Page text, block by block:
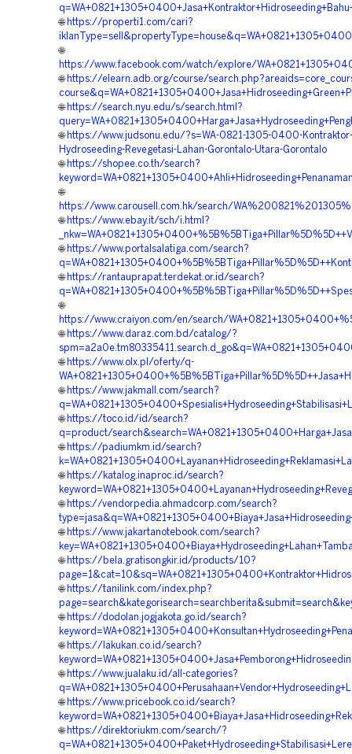
🌐 https://properti1.com/cari?
🌐
https://www.facebook.com/watch/explore/
🌐 https://elearn.adb.org/course/
🌐 https://search.nyu.edu/s/search.html?
🌐 https://www.judsonu.edu/?s=WA-0821-1305-0400-
Hydroseeding-Revegetasi-Lahan-Gorontalo-Utara-Gorontalo
🌐 https://shopee.co.th/search?
🌐
https://www.carousell.com.hk/search/
🌐 https://www.ebay.it/sch/i.html?
🌐 https://www.portalsalatiga.com/search?
🌐 https://rantauprapat.terdekat.or.id/search?
🌐
https://www.craiyon.com/en/search/
🌐 https://www.daraz.com.bd/catalog/?
🌐 https://www.olx.pl/oferty/q-
🌐 https://www.jakmall.com/search?
🌐 https://toco.id/id/search?
q=product/
🌐 https://padiumkm.id/search?
🌐 https://katalog.inaproc.id/search?
🌐 https://vendorpedia.ahmadcorp.com/search?
🌐 https://www.jakartanotebook.com/search?
🌐 https://bela.gratisongkir.id/products/10?
🌐 https://tanilink.com/index.php?
🌐 https://dodolan.jogjakota.go.id/search?
🌐 https://lakukan.co.id/search?
🌐 https://www.jualaku.id/all-categories?
🌐 https://www.pricebook.co.id/search?
🌐 https://direktoriukm.com/search/?